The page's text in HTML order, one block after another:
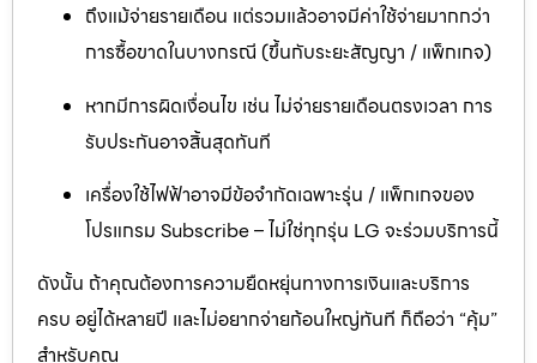
ถึงแม้จ่ายรายเดือน แต่รวมแล้วอาจมีค่าใช้จ่ายมากกว่า
การซื้อขาดในบางกรณี (ขึ้นกับระยะสัญญา / แพ็กเกจ)
หากมีการผิดเงื่อนไข เช่น ไม่จ่ายรายเดือนตรงเวลา การ
รับประกันอาจสิ้นสุดทันที
เครื่องใช้ไฟฟ้าอาจมีข้อจำกัดเฉพาะรุ่น / แพ็กเกจของ
โปรแกรม Subscribe – ไม่ใช่ทุกรุ่น LG จะร่วมบริการนี้
ดังนั้น ถ้าคุณต้องการความยืดหยุ่นทางการเงินและบริการ
ครบ อยู่ได้หลายปี และไม่อยากจ่ายก้อนใหญ่ทันที ก็ถือว่า “คุ้ม”
สำหรับคุณ